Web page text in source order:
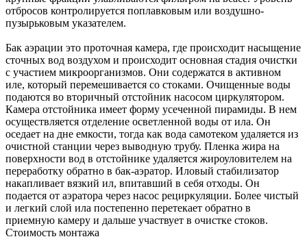
отбросов контролируется поплавковым или воздушно-
пузырьковым указателем.
Бак аэрации это проточная камера, где происходит насыщение
сточных вод воздухом и происходит основная стадия очистки
с участием микроорганизмов. Они содержатся в активном
иле, который перемешивается со стоками. Очищенные воды
подаются во вторичный отстойник насосом циркулятором.
Камера отстойника имеет форму усеченной пирамиды. В нем
осуществляется отделение осветленной воды от ила. Он
оседает на дне емкости, тогда как вода самотеком удаляется из
очистной станции через выводную трубу. Пленка жира на
поверхности вод в отстойнике удаляется жироуловителем на
переработку обратно в бак-аэратор. Иловый стабилизатор
накапливает вязкий ил, впитавший в себя отходы. Он
подается от аэратора через насос рециркуляции. Более чистый
и легкий слой ила постепенно перетекает обратно в
приемную камеру и дальше участвует в очистке стоков.
Стоимость монтажа